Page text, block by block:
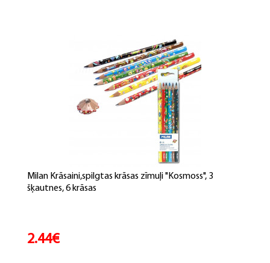
Milan Krāsaini,spilgtas krāsas zīmuļi "Kosmoss", 3
šķautnes, 6 krāsas
2.44€